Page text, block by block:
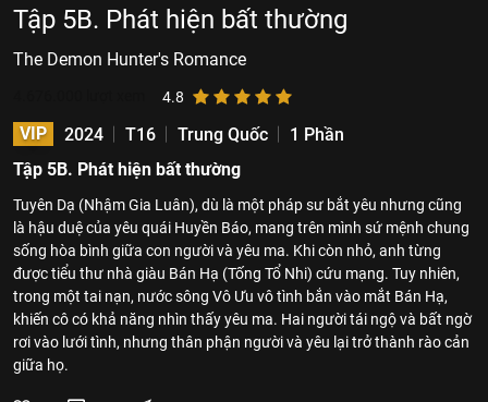
Tập 5B. Phát hiện bất thường
The Demon Hunter's Romance
4.8
VIP 2024 T16 Trung Quốc
1 Phần
Tập 5B. Phát hiện bất thường
Tuyên Dạ (Nhậm Gia Luân), dù là một pháp sư bắt yêu nhưng cũng
là hậu duệ của yêu quái Huyền Báo, mang trên mình sứ mệnh chung
sống hòa bình giữa con người và yêu ma. Khi còn nhỏ, anh từng
được tiểu thư nhà giàu Bán Hạ (Tống Tổ Nhi) cứu mạng. Tuy nhiên,
trong một tai nạn, nước sông Vô Ưu vô tình bắn vào mắt Bán Hạ,
khiến cô có khả năng nhìn thấy yêu ma. Hai người tái ngộ và bất ngờ
rơi vào lưới tình, nhưng thân phận người và yêu lại trở thành rào cản
giữa họ.